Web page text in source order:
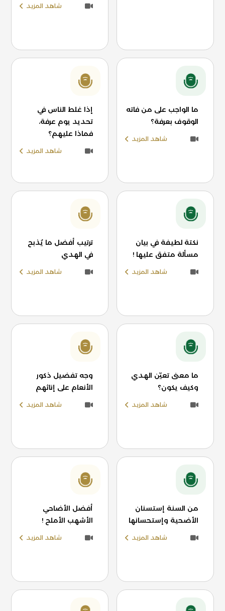
شاهد المزيد
ما الواجب على من فاته
الوقوف بعرفة؟
شاهد المزيد
إذا غلط الناس في
تحديد يوم عرفة،
فماذا عليهم؟
شاهد المزيد
نكتة لطيفة في بيان
مسألة متفق عليها !
شاهد المزيد
ترتيب أفضل ما يُذبح
في الهدي
شاهد المزيد
ما معنى تعيّن الهدي
وكيف يكون؟
شاهد المزيد
وجه تفضيل ذكور
الأنعام على إناثهم
شاهد المزيد
من السنة إستسنان
الأضحية وإستحسانها
شاهد المزيد
أفضل الأضاحي
الأشهب الأملح !
شاهد المزيد